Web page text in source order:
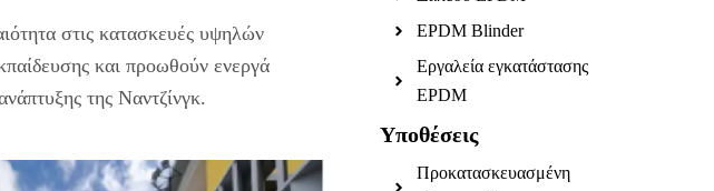
στις κατασκευές υψηλών
και προωθούν ενεργά
της Ναντζίνγκ.
EPDM Blinder
Εργαλεία εγκατάστασης
EPDM
Υποθέσεις
Προκατασκευασμένη